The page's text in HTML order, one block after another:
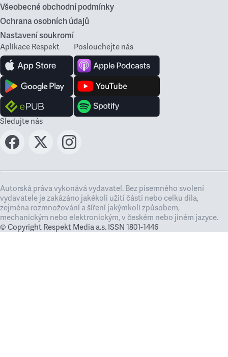
Všeobecné obchodní podmínky
Ochrana osobních údajů
Nastavení soukromí
Aplikace Respekt Poslouchejte nás
Sledujte nás
Autorská práva vykonává vydavatel. Bez písemného svolení
vydavatele je zakázáno jakékoli užití částí nebo celku díla,
zejména rozmnožování a šíření jakýmkoli způsobem,
mechanickým nebo elektronickým, v českém nebo jiném jazyce.
© Copyright Respekt Media a.s. ISSN 1801-1446